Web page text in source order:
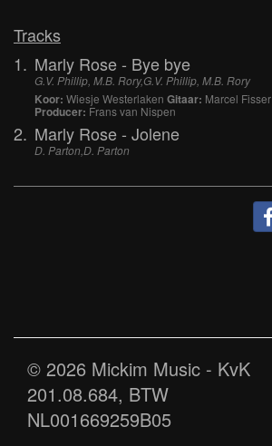
Tracks
1. Marly Rose - Bye bye
G.V. Phillip, M.B. Rory,G.V. Phillip, M.B. Rory
Koor: Wiesje Westerlaken Gitaar: Marcel Fisser
Producer: Frans van Nispen
2. Marly Rose - Jolene
D. Parton,D. Parton
© 2026 Mickim Music - KvK
201.08.684, BTW
NL001669259B05